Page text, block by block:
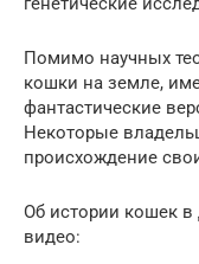
Помимо научных
кошки на земле,
фантастические
Некоторые
происхождение
Об истории кошек в
видео: